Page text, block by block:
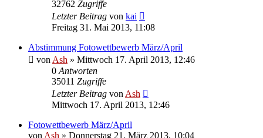
32762 Zugriffe
Letzter Beitrag von kai
Freitag 31. Mai 2013, 11:08
Abstimmung Fotowettbewerb März/April
von Ash » Mittwoch 17. April 2013, 12:46
0 Antworten
35011 Zugriffe
Letzter Beitrag von Ash
Mittwoch 17. April 2013, 12:46
Fotowettbewerb März/April
von Ash » Donnerstag 21. März 2013, 10:04